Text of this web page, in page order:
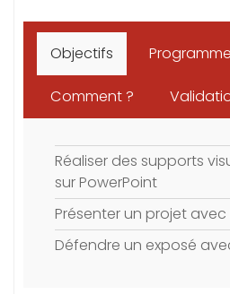
Objectifs Programme
Comment ?
Réaliser des supports
sur PowerPoint
Présenter un projet avec
Défendre un exposé